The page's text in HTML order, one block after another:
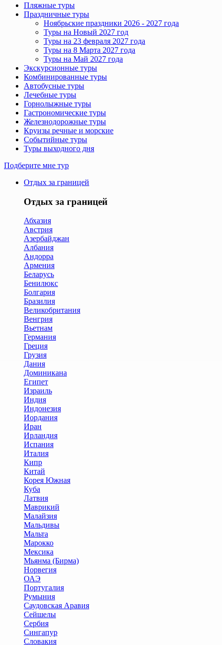
Пляжные туры
Праздничные туры
Ноябрьские праздники 2026 - 2027 года
Туры на Новый 2027 год
Туры на 23 февраля 2027 года
Туры на 8 Марта 2027 года
Туры на Май 2027 года
Экскурсионные туры
Комбинированные туры
Автобусные туры
Лечебные туры
Горнолыжные туры
Гастрономические туры
Железнодорожные туры
Круизы речные и морские
Событийные туры
Туры выходного дня
Подберите мне тур
Отдых за границей
Отдых за границей
Абхазия
Австрия
Азербайджан
Албания
Андорра
Армения
Беларусь
Бенилюкс
Болгария
Бразилия
Великобритания
Венгрия
Вьетнам
Германия
Греция
Грузия
Дания
Доминикана
Египет
Израиль
Индия
Индонезия
Иордания
Иран
Ирландия
Испания
Италия
Кипр
Китай
Корея Южная
Куба
Латвия
Маврикий
Малайзия
Мальдивы
Мальта
Марокко
Мексика
Мьянма (Бирма)
Норвегия
ОАЭ
Португалия
Румыния
Саудовская Аравия
Сейшелы
Сербия
Сингапур
Словакия